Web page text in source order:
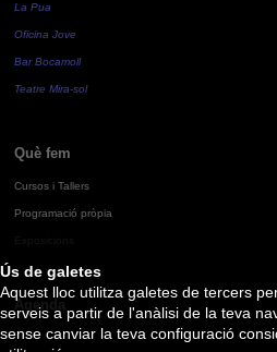
Ús de galetes
Aquest lloc utilitza galetes de tercers
serveis a partir de l'anàlisi de la teva
sense canviar la teva configuració
La Pua
Oficina Jove
Bar Bocamoll
Teatre Mira-sol
Què fem
Cursos i Tallers
Programació pròpia
Agenda